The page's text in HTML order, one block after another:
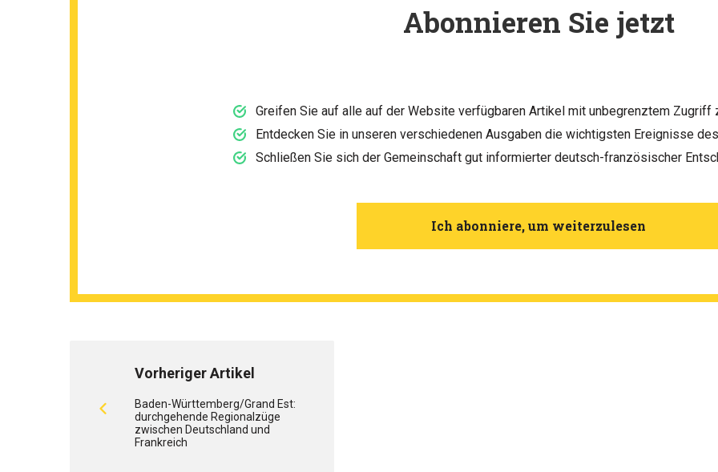
Abonnieren Sie jetzt
Greifen Sie auf alle auf der Website verfügbaren Artikel mit unbegrenztem Zugriff
Entdecken Sie in unseren verschiedenen Ausgaben die wichtigsten Ereignisse
Schließen Sie sich der Gemeinschaft gut informierter deutsch-französischer
Ich abonniere, um weiterzulesen
Vorheriger Artikel
Baden-Württemberg/Grand Est:
durchgehende Regionalzüge
zwischen Deutschland und
Frankreich